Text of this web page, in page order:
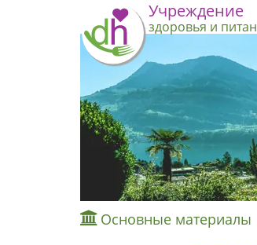
Учреждение
здоровья и
Основные материалы